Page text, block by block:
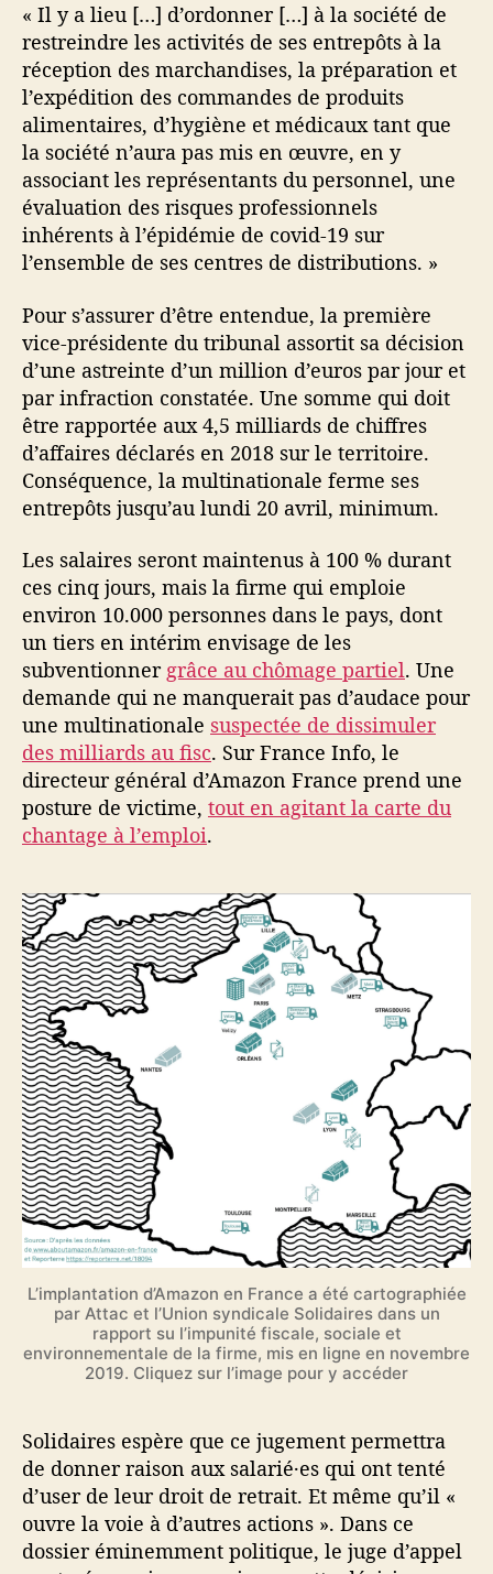
« Il y a lieu […] d’ordonner […] à la société de
restreindre les activités de ses entrepôts à la
réception des marchandises, la préparation et
l’expédition des commandes de produits
alimentaires, d’hygiène et médicaux tant que
la société n’aura pas mis en œuvre, en y
associant les représentants du personnel, une
évaluation des risques professionnels
inhérents à l’épidémie de covid-19 sur
l’ensemble de ses centres de distributions. »
Pour s’assurer d’être entendue, la première
vice-présidente du tribunal assortit sa décision
d’une astreinte d’un million d’euros par jour et
par infraction constatée. Une somme qui doit
être rapportée aux 4,5 milliards de chiffres
d’affaires déclarés en 2018 sur le territoire.
Conséquence, la multinationale ferme ses
entrepôts jusqu’au lundi 20 avril, minimum.
Les salaires seront maintenus à 100 % durant
ces cinq jours, mais la firme qui emploie
environ 10.000 personnes dans le pays, dont
un tiers en intérim envisage de les
subventionner grâce au chômage partiel. Une
demande qui ne manquerait pas d’audace pour
une multinationale suspectée de dissimuler
des milliards au fisc. Sur France Info, le
directeur général d’Amazon France prend une
posture de victime, tout en agitant la carte du
chantage à l’emploi.
L’implantation d’Amazon en France a été cartographiée
par Attac et l’Union syndicale Solidaires dans un
rapport su l’impunité fiscale, sociale et
environnementale de la firme, mis en ligne en novembre
2019. Cliquez sur l’image pour y accéder
Solidaires espère que ce jugement permettra
de donner raison aux salarié·es qui ont tenté
d’user de leur droit de retrait. Et même qu’il «
ouvre la voie à d’autres actions ». Dans ce
dossier éminemment politique, le juge d’appel